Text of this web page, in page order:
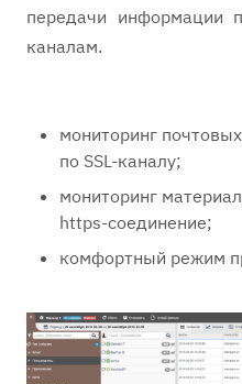
передачи информации
каналам.
мониторинг
по SSL-каналу;
мониторинг
https-соединение;
комфортный режим